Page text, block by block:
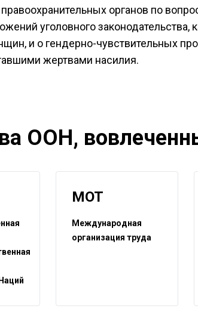
органов по
уголовного законодательства,
и о гендерно-чувствительных
жертвами насилия.
ООН,
МОТ
Международная
организация труда